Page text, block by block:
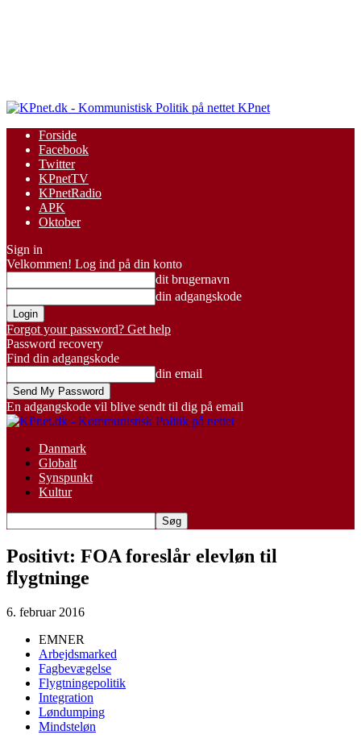
KPnet
Forside
Facebook
Twitter
KPnetTV
KPnetRadio
APK
Oktober
Sign in
Velkommen! Log ind på din konto
dit brugernavn
din adgangskode
Forgot your password? Get help
Password recovery
Find din adgangskode
din email
En adgangskode vil blive sendt til dig på email
Danmark
Globalt
Synspunkt
Kultur
Positivt: FOA foreslår elevløn til
flygtninge
6. februar 2016
EMNER
Arbejdsmarked
Fagbevægelse
Flygtningepolitik
Integration
Løndumping
Mindsteløn